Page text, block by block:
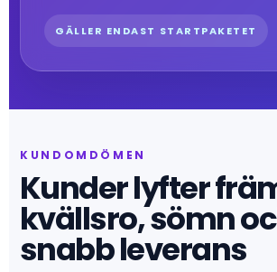
GÄLLER ENDAST STARTPAKETET
KUNDOMDÖMEN
Kunder lyfter
kvällsro, sömn
snabb leverans